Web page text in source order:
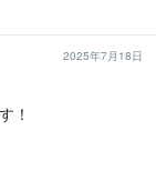
2025年7月18日
！